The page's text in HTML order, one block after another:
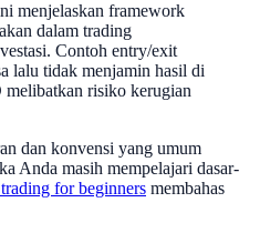
menjelaskan framework
dalam trading
Contoh entry/exit
lalu tidak menjamin hasil di
melibatkan risiko kerugian
dan konvensi yang umum
Anda masih mempelajari dasar-
for beginners membahas